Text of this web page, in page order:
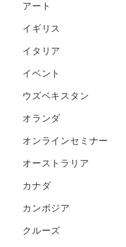
アート
イギリス
イタリア
イベント
ウズベキスタン
オランダ
オンラインセミナー
オーストラリア
カナダ
カンボジア
クルーズ